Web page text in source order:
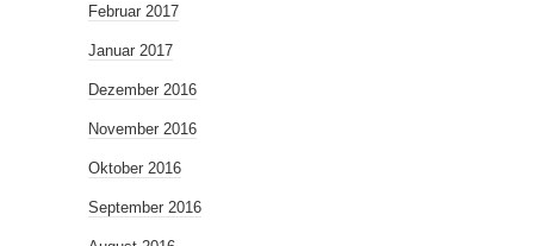
Februar 2017
Januar 2017
Dezember 2016
November 2016
Oktober 2016
September 2016